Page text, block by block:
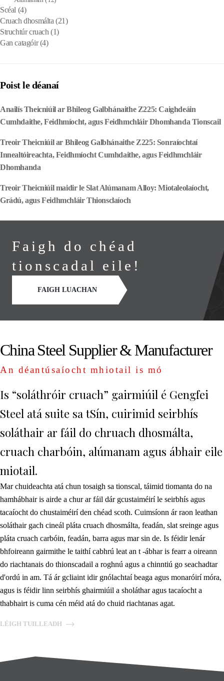
Scéal (4)
Cruach dhosmálta (21)
Struchtúr cruach (1)
Gan catagóir(4)
Poist le déanaí
Anailís Theicniúil ar Bhileog Galbhánaithe Z225: Caighdeáin
Cumhdaithe, Feidhmíocht, agus Feidhmchláir Dhomhanda Tionscail
Treoir Theicniúil ar Bhileog Galbhánaithe Z225: Sonraíochtaí
Innealtóireachta, Feidhmíocht Cumhdaithe, agus Feidhmchláir
Dhomhanda
Treoir Theicniúil maidir le Slat Alúmanam Alloy: Miotaleolaíocht,
Grádú, agus Feidhmchláir Thionsclaíoch
Faigh do chéad
tionscadal eile!
FAIGH LUACHAN
China Steel Supplier & Manufacturer
An déantúsaíocht mhiotail is mó
Is “soláthróir cruach” gairmiúil é Gengfei
Steel atá suite sa tSín, cuirimid seirbhís
soláthair ar fáil do chruach dhosmálta,
cruach charbóin, alúmanam agus ábhair eile
miotail.
Mar chuideachta atá chun tosaigh sa tionscal, táimid tiomanta do na
hamhábhair is airde a chur ar fáil dár gcustaiméirí le seirbhís agus
tacaíocht do chustaiméirí den chéad scoth. Cuimsíonn ár raon leathan
soláthair gach cineál pláta cruach dhosmálta, feadán, slat sreinge agus
pláta cruach carbóin, feadán, barra agus mar sin de. Is féidir lenár
bhfoireann gairmithe le taithí cabhrú leat an t -ábhar is fearr a oireann
do riachtanais do thionscadail a roghnú agus a chinntiú go seachadtar
d'ordú in am. Tá ár gcliaint idir gnólachtaí beaga agus monaróirí móra,
agus is féidir linn seirbhís ghairmiúil a sholáthar agus tacaíocht a
thabhairt is cuma cén méid atá do chuid riachtanas agat.
LÉIGH TUILLEADH